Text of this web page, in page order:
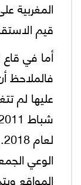
المغربية
قيم
أما في قاع
فالملاحظ
الوعي
المواقع